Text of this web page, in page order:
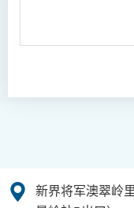
新界将军澳翠岭